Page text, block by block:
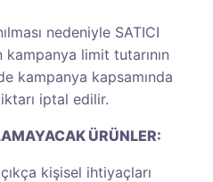
nedeniyle SATICI
limit tutarının
kampanya kapsamında
iptal edilir.
ÜRÜNLER:
kişisel ihtiyaçları